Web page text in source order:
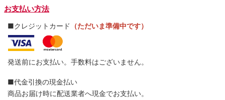
お支払い方法
■クレジットカード （ただいま準備中です）
発送前にお支払い。手数料はございません。
■代金引換の現金払い
商品お届け時に配送業者へ現金でお支払い。